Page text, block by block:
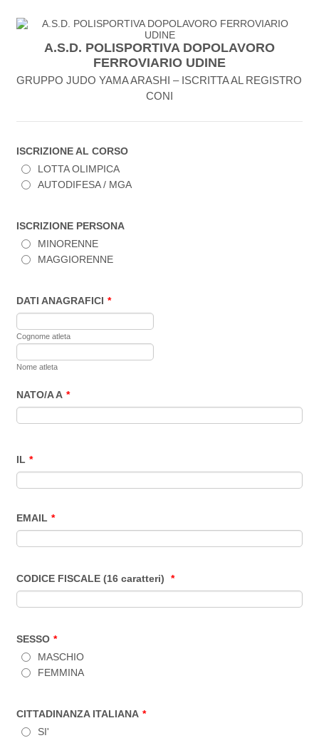
A.S.D. POLISPORTIVA DOPOLAVORO
FERROVIARIO UDINE
GRUPPO JUDO YAMA ARASHI – ISCRITTA AL REGISTRO
CONI
ISCRIZIONE AL CORSO
LOTTA OLIMPICA
AUTODIFESA / MGA
ISCRIZIONE PERSONA
MINORENNE
MAGGIORENNE
DATI ANAGRAFICI *
Cognome atleta
Nome atleta
NATO/A A *
IL *
EMAIL *
CODICE FISCALE (16 caratteri) *
SESSO *
MASCHIO
FEMMINA
CITTADINANZA ITALIANA *
SI'